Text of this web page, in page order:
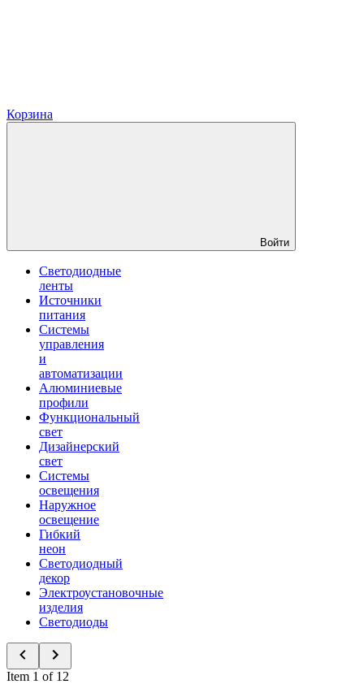
Корзина
Войти
Светодиодные
ленты
Источники
питания
Системы
управления
и
автоматизации
Алюминиевые
профили
Функциональный
свет
Дизайнерский
свет
Системы
освещения
Наружное
освещение
Гибкий
неон
Светодиодный
декор
Электроустановочные
изделия
Светодиоды
Item 1 of 12